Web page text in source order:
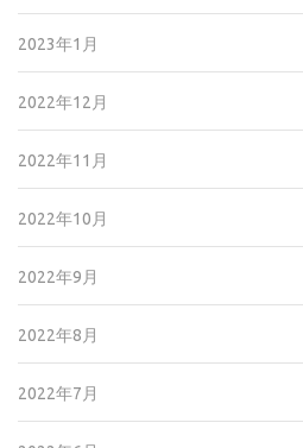
2023年1月
2022年12月
2022年11月
2022年10月
2022年9月
2022年8月
2022年7月